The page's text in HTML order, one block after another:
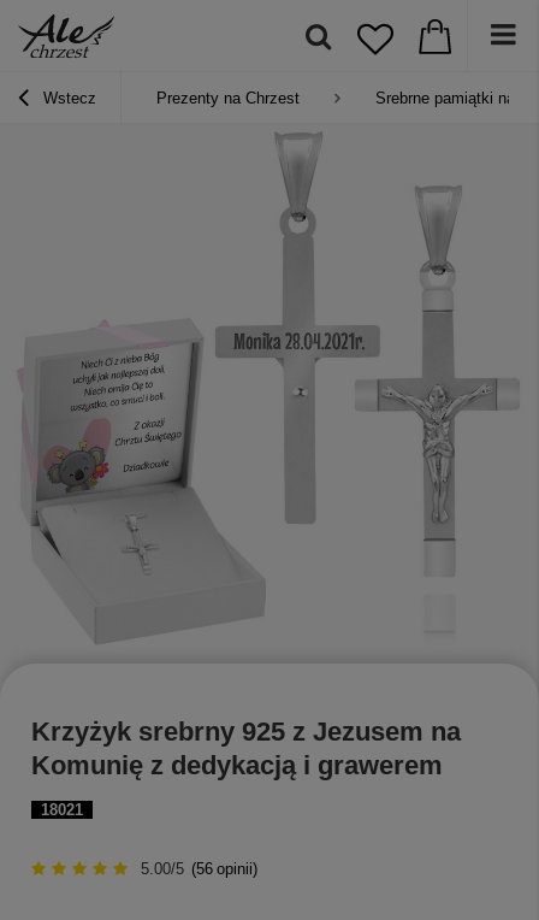
Wstecz Prezenty na Chrzest Srebrne pamiątki na
18021
Krzyżyk srebrny 925 z Jezusem na
Komunię z dedykacją i grawerem
5.00/5 (56 opinii)